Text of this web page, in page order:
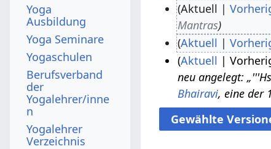
8
t
o
Aktuell
Mantras
Aktuell
K
e
i
n
e
Aktuell
neu angelegt:
Bhairavi, eine der
Yoga
Ausbildung
Yoga Seminare
Yogaschulen
Berufsverband
der
Yogalehrer/inne
n
Yogalehrer
Verzeichnis